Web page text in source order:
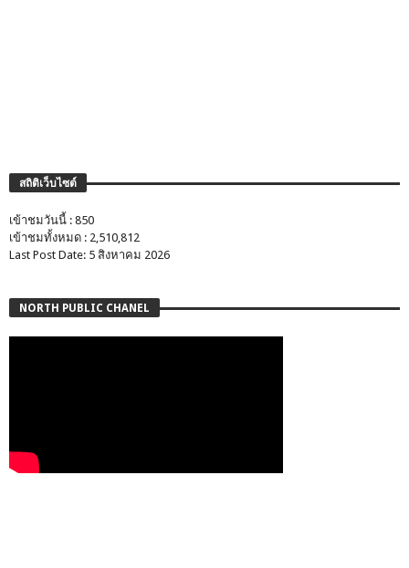
สถิติเว็บไซต์
เข้าชมวันนี้ : 850
เข้าชมทั้งหมด : 2,510,812
Last Post Date: 5 สิงหาคม 2026
NORTH PUBLIC CHANEL